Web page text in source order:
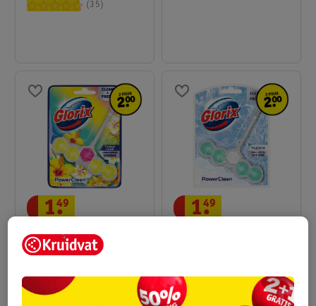
35
Glorix Bloc WC Power 5
Tropical Crush
1.
49 1.
49